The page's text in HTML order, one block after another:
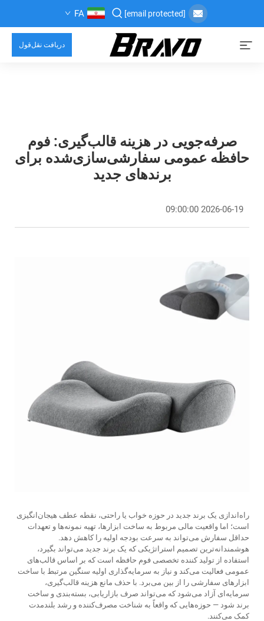
[email protected]
FA
دریافت نقل‌قول
صرفه‌جویی در هزینه قالب‌گیری: فوم
حافظه عمومی سفارشی‌سازی‌شده برای
برندهای جدید
2026-06-19 09:00:00
راه‌اندازی یک برند جدید در حوزه خواب یا راحتی، نقطه عطف هیجان‌انگیزی
است؛ اما واقعیت مالی مربوط به ساخت ابزارها، تهیه نمونه‌ها و تعهدات
حداقل سفارش می‌تواند به سرعت بودجه اولیه را کاهش دهد.
هوشمندانه‌ترین تصمیم استراتژیکی که یک برند جدید می‌تواند بگیرد،
استفاده از تولید کننده تخصصی فوم حافظه است که بر اساس قالب‌های
عمومی فعالیت می‌کند و نیاز به سرمایه‌گذاری اولیه سنگین مرتبط با ساخت
ابزارهای سفارشی را از بین می‌برد. با حذف مانع هزینه قالب‌گیری،
سرمایه‌ای آزاد می‌شود که می‌تواند صرف بازاریابی، بسته‌بندی و ساخت
برند شود — حوزه‌هایی که واقعاً به شناخت مصرف‌کننده و رشد بلندمدت
کمک می‌کنند.